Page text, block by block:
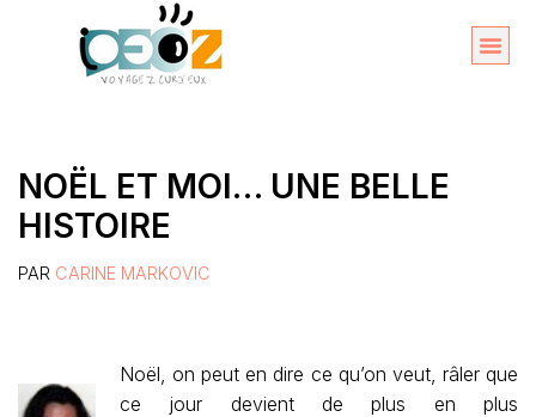
NOËL ET MOI… UNE BELLE
HISTOIRE
PAR CARINE MARKOVIC
Noël, on peut en dire ce qu’on veut, râler que
ce jour devient de plus en plus